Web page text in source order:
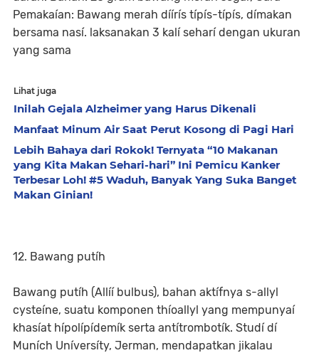
Pemakaían: Bawang merah díírís típís-típís, dímakan
bersama nasí. laksanakan 3 kalí seharí dengan ukuran
yang sama
Lihat juga
Inilah Gejala Alzheimer yang Harus Dikenali
Manfaat Minum Air Saat Perut Kosong di Pagi Hari
Lebih Bahaya dari Rokok! Ternyata “10 Makanan
yang Kita Makan Sehari-hari” Ini Pemicu Kanker
Terbesar Loh! #5 Waduh, Banyak Yang Suka Banget
Makan Ginian!
12. Bawang putíh
Bawang putíh (Allíí bulbus), bahan aktífnya s-allyl
cysteíne, suatu komponen thíoallyl yang mempunyaí
khasíat hípolípídemík serta antítrombotík. Studí dí
Muních Uníversíty, Jerman, mendapatkan jikalau